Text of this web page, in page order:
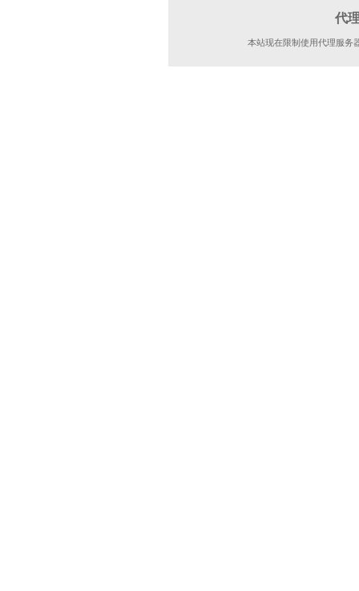
代
本站现在限制使用代理服务